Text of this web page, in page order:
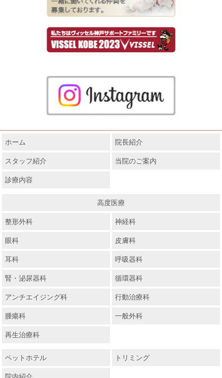
ホーム 院長紹介
スタッフ紹介 当院のご案内
診療内容
高度医療
整形外科 神経科
眼科 皮膚科
耳科 呼吸器科
腎・泌尿器科 循環器科
アンチエイジング科 行動治療科
腫瘍科 一般外科
再生治療科
ペットホテル トリミング